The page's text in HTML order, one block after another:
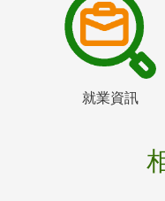
就業資訊